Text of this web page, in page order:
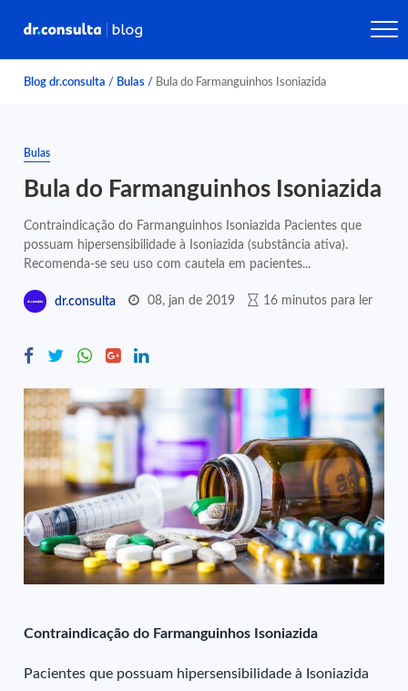
Blog dr.consulta / Bulas / Bula do Farmanguinhos Isoniazida
Bulas
Bula do Farmanguinhos Isoniazida
Contraindicação do Farmanguinhos Isoniazida Pacientes que
possuam hipersensibilidade à Isoniazida (substância ativa).
Recomenda-se seu uso com cautela em pacientes...
dr.consulta 08, jan de 2019 16 minutos para ler
Contraindicação do Farmanguinhos Isoniazida
Pacientes que possuam hipersensibilidade à Isoniazida